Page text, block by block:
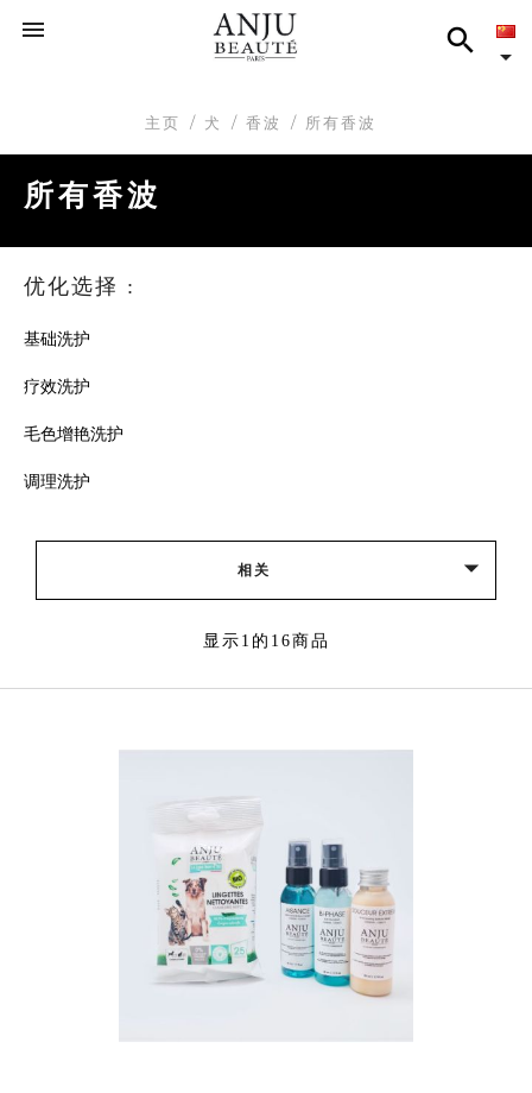



主页 犬 香波 所有香波
所有香波
优化选择 :
基础洗护
疗效洗护
毛色增艳洗护
调理洗护
相关 
显示1的16商品